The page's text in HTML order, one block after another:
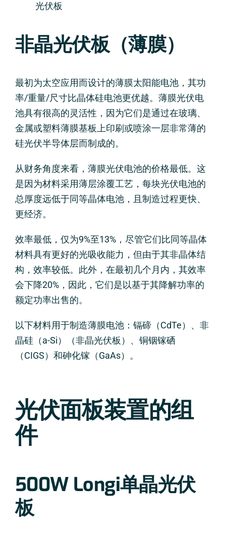
光伏板
非晶光伏板（薄膜）
最初为太空应用而设计的薄膜太阳能电池，其功
率/重量/尺寸比晶体硅电池更优越。薄膜光伏电
池具有很高的灵活性，因为它们是通过在玻璃、
金属或塑料薄膜基板上印刷或喷涂一层非常薄的
硅光伏半导体层而制成的。
从财务角度来看，薄膜光伏电池的价格最低。这
是因为材料采用薄层涂覆工艺，每块光伏电池的
总厚度远低于同等晶体电池，且制造过程更快、
更经济。
效率最低，仅为9%至13%，尽管它们比同等晶体
材料具有更好的光吸收能力，但由于其非晶体结
构，效率较低。此外，在最初几个月内，其效率
会下降20%，因此，它们是以基于其降解功率的
额定功率出售的。
以下材料用于制造薄膜电池：镉碲（CdTe）、非
晶硅（a-Si）（非晶光伏板）、铜铟镓硒
（CIGS）和砷化镓（GaAs）。
光伏面板装置的组
件
500W Longi单晶光伏
板